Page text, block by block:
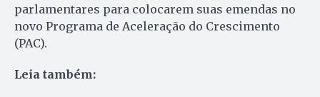
parlamentares para colocarem suas emendas no
novo Programa de Aceleração do Crescimento
(PAC).
Leia também: